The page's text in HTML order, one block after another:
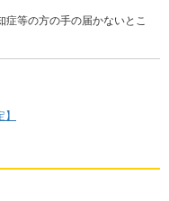
症等の方の手の届かないとこ